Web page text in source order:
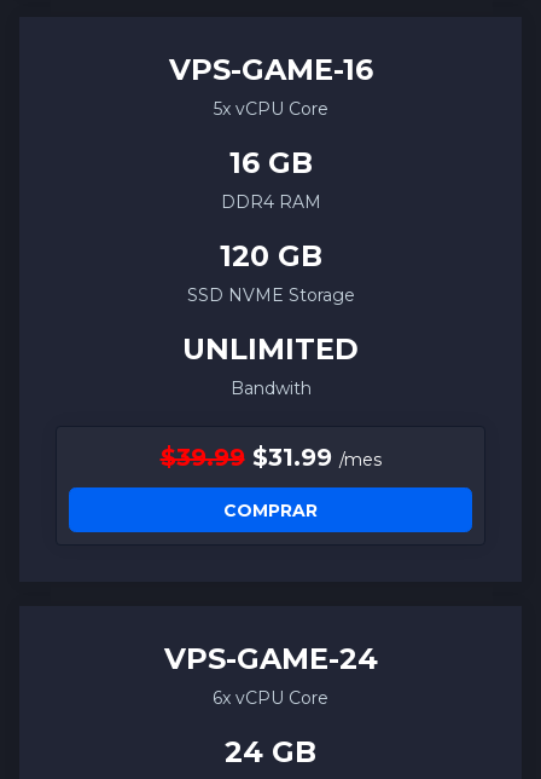
VPS-GAME-16
5x vCPU Core
16 GB
DDR4 RAM
120 GB
SSD NVME Storage
UNLIMITED
Bandwith
$39.99$31.99 /mes
COMPRAR
VPS-GAME-24
6x vCPU Core
24 GB